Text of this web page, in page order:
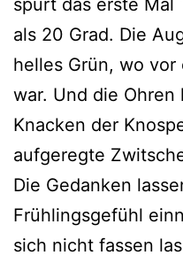
als 20 Grad. Die
helles Grün, wo vor
war. Und die Ohren
Knacken der
aufgeregte
Die Gedanken
Frühlingsgefühl
sich nicht fassen